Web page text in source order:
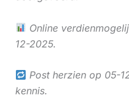
Online
12-2025.
Post herzien op 05-
kennis.